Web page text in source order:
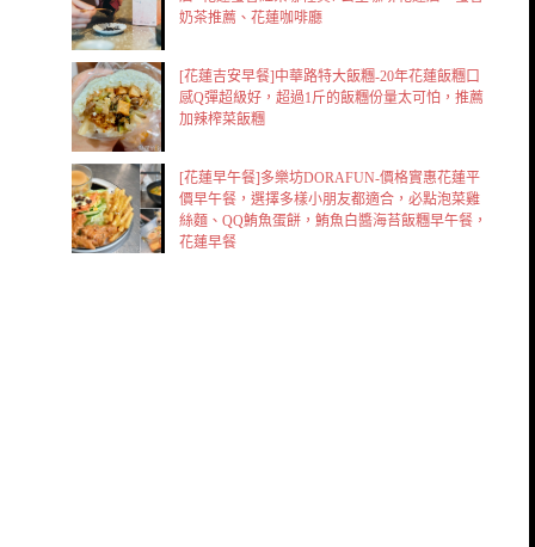
奶茶推薦、花蓮咖啡廳
[花蓮吉安早餐]中華路特大飯糰-20年花蓮飯糰口
感Q彈超級好，超過1斤的飯糰份量太可怕，推薦
加辣榨菜飯糰
[花蓮早午餐]多樂坊DORAFUN-價格實惠花蓮平
價早午餐，選擇多樣小朋友都適合，必點泡菜雞
絲麵、QQ鮪魚蛋餅，鮪魚白醬海苔飯糰早午餐，
花蓮早餐